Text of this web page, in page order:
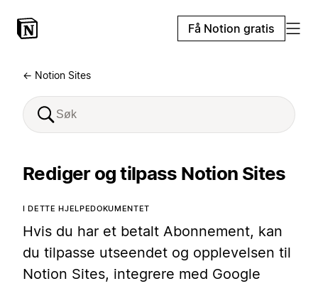
Få Notion gratis
← Notion Sites
Rediger og tilpass Notion Sites
I DETTE HJELPEDOKUMENTET
Hvis du har et betalt Abonnement, kan
du tilpasse utseendet og opplevelsen til
Notion Sites, integrere med Google